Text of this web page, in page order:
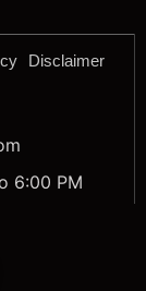
Disclaimer
6:00 PM